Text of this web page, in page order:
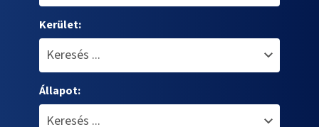
Kerület:
Állapot: